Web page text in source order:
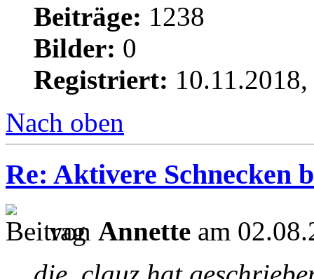
Beiträge: 1238
Bilder: 0
Registriert:
Nach oben
Re: Aktivere Schnecken
von Annette am